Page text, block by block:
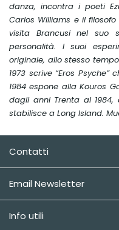
danza, incontra i poeti
Carlos Williams e il
visita Brancusi nel suo
personalità. I suoi
originale, allo stesso
1973 scrive “Eros
1984 espone alla Kouros
dagli anni Trenta al
stabilisce a Long Island.
Contatti
Email Newsletter
Info utili